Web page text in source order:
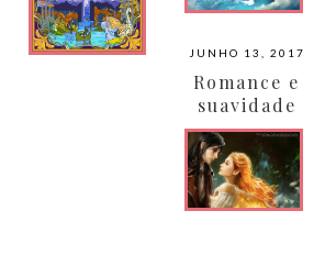
Anindita
JUNHO 13, 2017
Romance e
suavidade
nas obras
de Phoenix
Lu